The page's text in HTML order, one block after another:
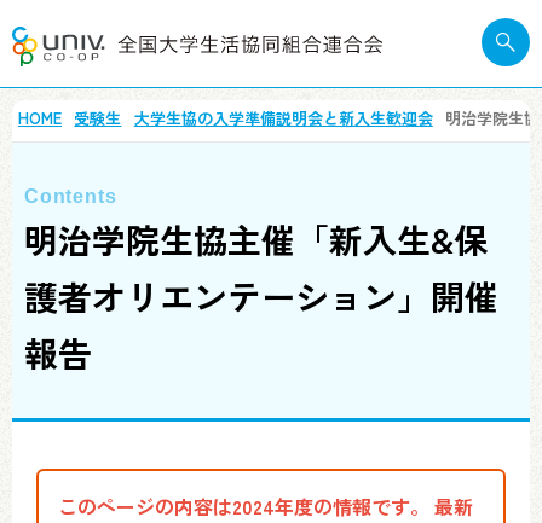
HOME 受験生 大学生協の入学準備説明会と新入生歓迎会 明治学院生
明治学院生協主催「新入生&保
護者オリエンテーション」開催
報告
このページの内容は2024年度の情報です。 最新